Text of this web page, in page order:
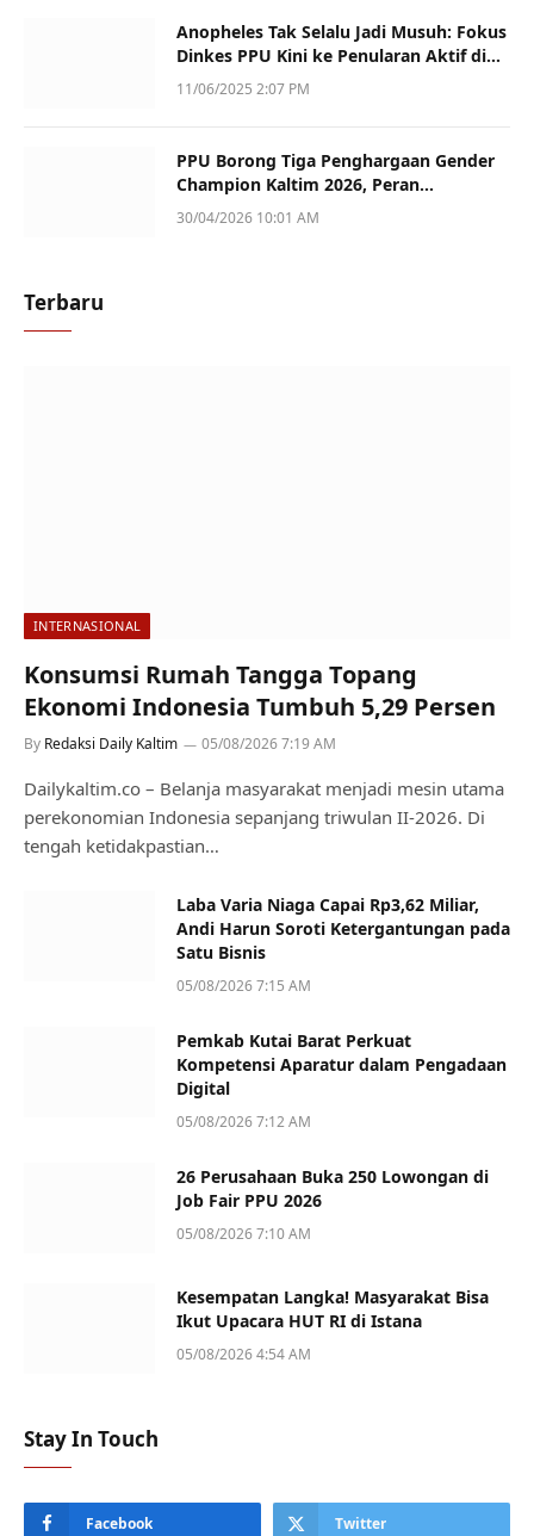
Anopheles Tak Selalu Jadi Musuh: Fokus
Dinkes PPU Kini ke Penularan Aktif di
Sotek
11/06/2025 2:07 PM
PPU Borong Tiga Penghargaan Gender
Champion Kaltim 2026, Peran
Perempuan Jadi Sorotan
30/04/2026 10:01 AM
Terbaru
INTERNASIONAL
Konsumsi Rumah Tangga Topang
Ekonomi Indonesia Tumbuh 5,29 Persen
By Redaksi Daily Kaltim 05/08/2026 7:19 AM
Dailykaltim.co – Belanja masyarakat menjadi mesin utama
perekonomian Indonesia sepanjang triwulan II-2026. Di
tengah ketidakpastian…
Laba Varia Niaga Capai Rp3,62 Miliar,
Andi Harun Soroti Ketergantungan pada
Satu Bisnis
05/08/2026 7:15 AM
Pemkab Kutai Barat Perkuat
Kompetensi Aparatur dalam Pengadaan
Digital
05/08/2026 7:12 AM
26 Perusahaan Buka 250 Lowongan di
Job Fair PPU 2026
05/08/2026 7:10 AM
Kesempatan Langka! Masyarakat Bisa
Ikut Upacara HUT RI di Istana
05/08/2026 4:54 AM
Stay In Touch
Facebook Twitter